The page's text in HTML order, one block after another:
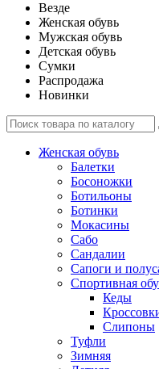
Везде
Женская обувь
Мужская обувь
Детская обувь
Сумки
Распродажа
Новинки
Женская обувь
Балетки
Босоножки
Ботильоны
Ботинки
Мокасины
Сабо
Сандалии
Сапоги и
Спортивная
Кеды
Слипоны
Туфли
Зимняя